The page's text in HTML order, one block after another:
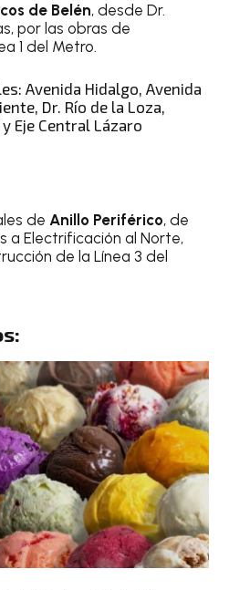
de Belén, desde Dr.
por las obras de
1 del Metro.
Avenida Hidalgo, Avenida
Dr. Río de la Loza,
Eje Central Lázaro
deAnillo Periférico, de
a Electrificación al Norte,
de la Línea 3 del